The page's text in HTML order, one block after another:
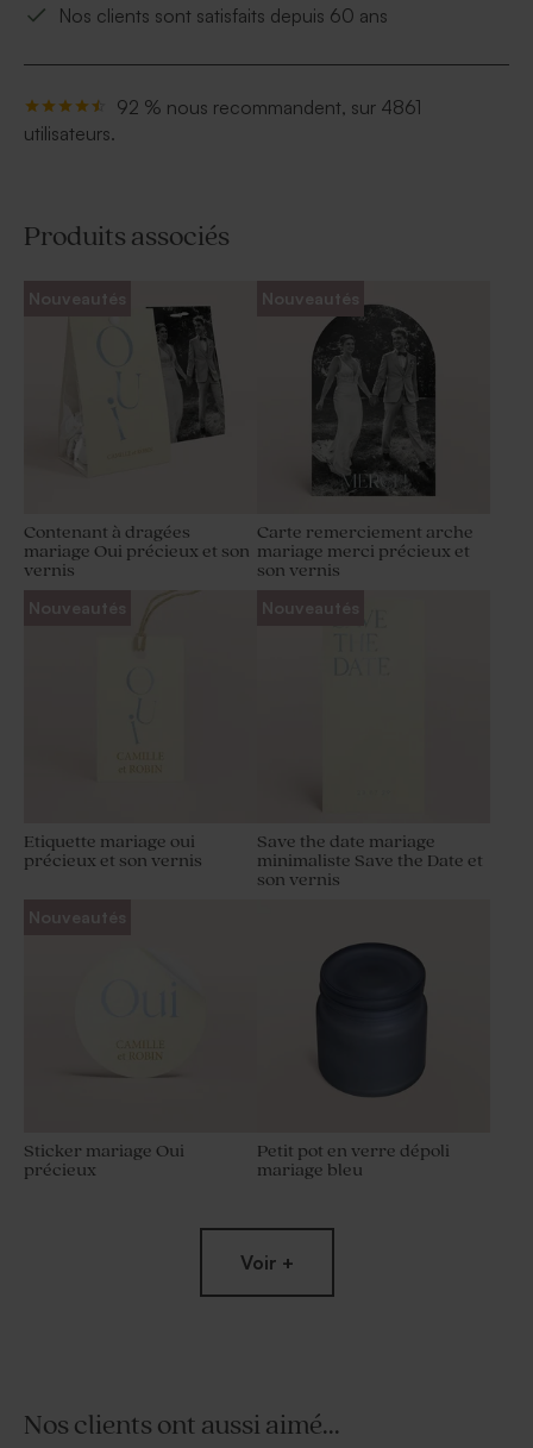
Nos clients sont satisfaits depuis 60 ans
92 % nous recommandent, sur 4861
utilisateurs.
Produits associés
Nouveautés
Contenant à dragées
mariage Oui précieux et son
vernis
Nouveautés
Carte remerciement arche
mariage merci précieux et
son vernis
Nouveautés
Etiquette mariage oui
précieux et son vernis
Nouveautés
Save the date mariage
minimaliste Save the Date et
son vernis
Nouveautés
Sticker mariage Oui
précieux
Petit pot en verre dépoli
mariage bleu
Voir +
Nos clients ont aussi aimé...